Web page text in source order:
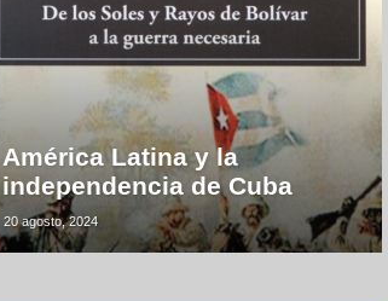
América Latina y la
independencia de Cuba
20 agosto, 2024